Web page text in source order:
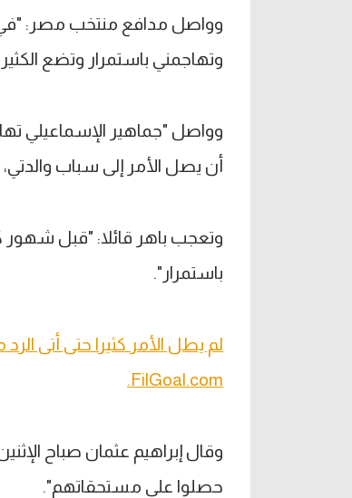
وواصل مدافع منتخب مصر: "في
وتهاجمني باستمرار وتضع
وواصل "جماهير الإسماعيلي
أن يصل الأمر إلى سباب والدتي،
وتعجب باهر قائلا: "قبل شهور
باستمرار".
لم يطل الأمر كثيرا حتى أتى
FilGoal.com.
وقال إبراهيم عثمان صباح
حصلوا على مستحقاتهم".